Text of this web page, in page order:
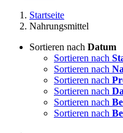
Startseite
Nahrungsmittel
Sortieren nach Datum
Sortieren nach
Sortieren nach
Sortieren nach
Sortieren nach
Sortieren nach
Sortieren nach